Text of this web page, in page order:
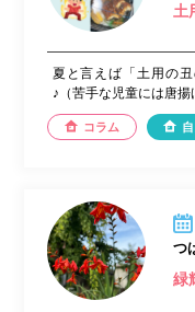
土
夏と言えば「土用の
♪（苦手な児童には唐揚
コラム
つ
緑